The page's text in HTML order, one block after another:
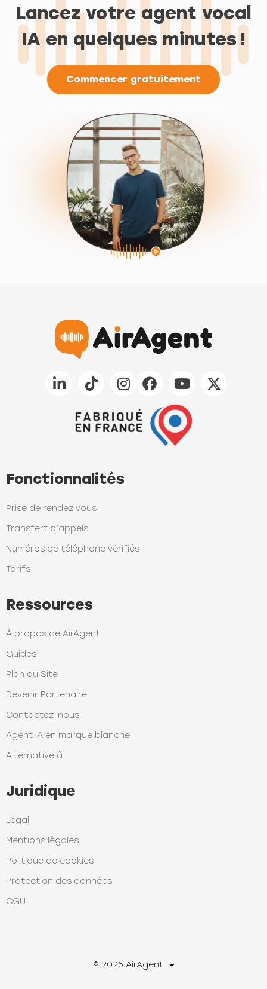
Lancez votre agent vocal
IA en quelques minutes !
Commencer gratuitement
Fonctionnalités
Prise de rendez vous
Transfert d’appels
Numéros de téléphone vérifiés
Tarifs
Ressources
À propos de AirAgent
Guides
Plan du Site
Devenir Partenaire
Contactez-nous
Agent IA en marque blanche
Alternative à
Juridique
Légal
Mentions légales
Politique de cookies
Protection des données
CGU
© 2025 AirAgent